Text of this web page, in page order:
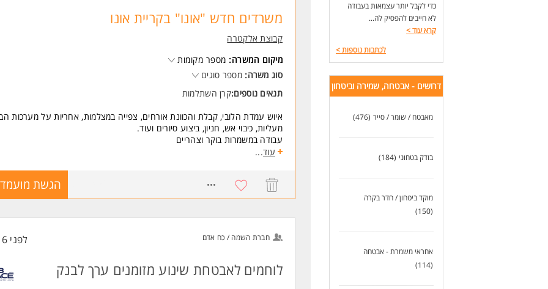
כדי לקבל יותר עצמאות בעבודה
לא חייבים להפסיק לה...
קרא עוד>
לכתבות נוספות>
דרושים - אבטחה, שמירה וביטחון
מאבטח / שומר / סייר (476)
בודק בטחוני (184)
מוקד ביטחון / חדר בקרה
(150)
אחראי משמרת - אבטחה
(114)
משרדים חדש "אונו" בקריית אונו
קבוצת אלקטרה
מיקום המשרה: מספר מקומות
סוג משרה: מספר סוגים
תנאים נוספים:קרן השתלמות
איוש עמדת הלובי, קבלת והכוונת אורחים, צפייה במצלמות, אחריות על מערכות
מעליות, כיבוי אש, חניון, ביצוע סיורים ועוד.
עבודה במשמרות בוקר וצהריים
משרה מושלמת לסטודנטים/ות- ניתן ללמוד בחלק מהמשמרות
קליטה כעובד/ת חברה החל מהיום הראשון
קרן פנסיה + קרן השתלמות החל מהיום הראשון
החברה, השתייכות למועדון הייטקזון ועוד
דרישות:
אדיבות וחייכנות
עירנות ותשומת לב לפרטים המשרה מיועדת לנשים ולגברים כאחד.
עוד...
הגשת
חברת השמה / כח אדם לפני 16 שעות
לוחמים לאבטחת שינוע מזומנים ערך לבנק